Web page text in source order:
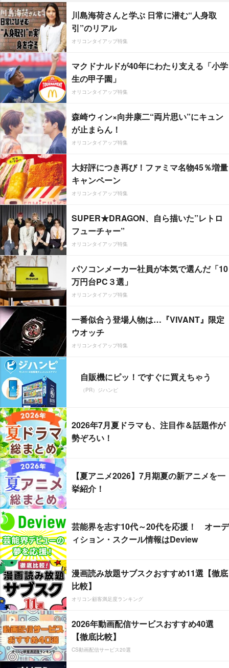
川島海荷さんと学ぶ 日常に潜む“人身取
引”のリアル
オリコンタイアップ特集
マクドナルドが40年にわたり支える「小学
生の甲子園」
オリコンタイアップ特集
森崎ウィン×向井康二“両片思い”にキュン
が止まらん！
オリコンタイアップ特集
大好評につき再び！ファミマ名物45％増量
キャンペーン
オリコンタイアップ特集
SUPER★DRAGON、自ら描いた”レトロ
フューチャー”
オリコンタイアップ特集
パソコンメーカー社員が本気で選んだ「10
万円台PC３選」
オリコンタイアップ特集
一番似合う登場人物は…『VIVANT』限定
ウオッチ
オリコンタイアップ特集
自販機にピッ！ですぐに買えちゃう
（PR）ジハンピ
2026年7月夏ドラマも、注目作＆話題作が
勢ぞろい！
【夏アニメ2026】7月期夏の新アニメを一
挙紹介！
芸能界を志す10代～20代を応援！ オーデ
ィション・スクール情報はDeview
漫画読み放題サブスクおすすめ11選【徹底
比較】
オリコン顧客満足度ランキング
2026年動画配信サービスおすすめ40選
【徹底比較】
CS動画配信サービス20選